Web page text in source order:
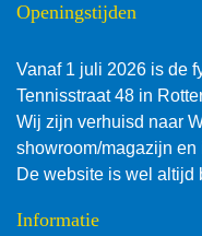
Openingstijden
Vanaf 1 juli 2026 is de
Tennisstraat 48 in
Wij zijn verhuisd naar
showroom/magazijn
De website is wel altijd
Informatie